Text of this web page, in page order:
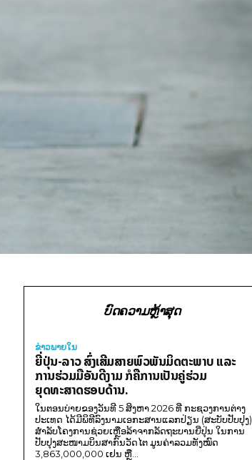
ບົດຄວາມຫຼ້າສຸດ
ຂ່າວພາຍ​ໃນ
ຍີ່ປຸ່ນ-ລາວ ສົ່ງເສີມສາຍພົວພັນມິດຕະພາບ ແລະ
ການຮ່ວມມືອັນດີງາມ ກໍຄືການເປັນຄູ່ຮ່ວມ
ຍຸດທະສາດຮອບດ້ານ.
ໃນຕອນບ່າຍຂອງວັນທີ 5 ສິງຫາ 2026 ທີ່ ກະຊວງການຕ່າງ
ປະເທດ ໄດ້ມີພິທີລົງນາມເອກະສານແລກປ່ຽນ (ສະບັບປັບປຸງ)
ສໍາລັບໂຄງການຊ່ວຍເຫຼືອລ້າຈາກລັດຖະບານຍີ່ປຸ່ນ ໃນການ
ປັບປຸງສະໜາມບິນສາກົນວັດໄຕ ມູນຄ່າລວມທັງໝົດ
3,863,000,000 ເຢນ ຫຼື...